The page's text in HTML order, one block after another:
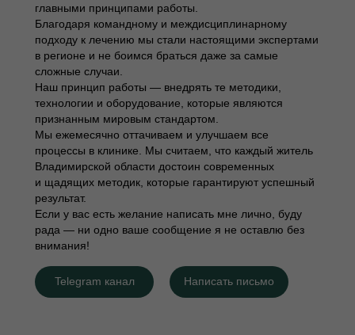
Telegram канал Написать письмо
главными принципами работы.
Благодаря командному и междисциплинарному
подходу к лечению мы стали настоящими экспертами
в регионе и не боимся браться даже за самые
сложные случаи.
Наш принцип работы — внедрять те методики,
технологии и оборудование, которые являются
признанным мировым стандартом.
Мы ежемесячно оттачиваем и улучшаем все
процессы в клинике. Мы считаем, что каждый житель
Владимирской области достоин современных
и щадящих методик, которые гарантируют успешный
результат.
Если у вас есть желание написать мне лично, буду
рада — ни одно ваше сообщение я не оставлю без
внимания!